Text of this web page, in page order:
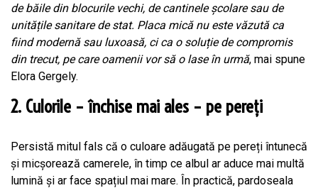
de băile din blocurile vechi, de cantinele școlare sau de
unitățile sanitare de stat. Placa mică nu este văzută ca
fiind modernă sau luxoasă, ci ca o soluție de compromis
din trecut, pe care oamenii vor să o lase în urmă, mai spune
Elora Gergely.
2. Culorile – închise mai ales – pe pereți
Persistă mitul fals că o culoare adăugată pe pereți întunecă
și micșorează camerele, în timp ce albul ar aduce mai multă
lumină și ar face spațiul mai mare. În practică, pardoseala